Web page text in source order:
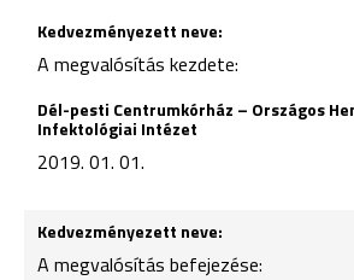
A megvalósítás kezdete:
2019. 01. 01.
A megvalósítás befejezése: